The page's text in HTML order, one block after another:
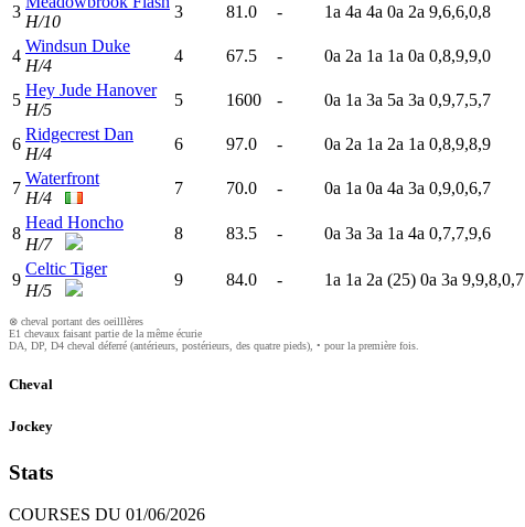
3
H/10
3 81.0 - 1a 4a 4a 0a 2a 9,6,6,0,8
4
Windsun Duke
H/4
4 67.5 - 0a 2a 1a 1a 0a 0,8,9,9,0
5
Hey Jude Hanover
H/5
5 1600 - 0a 1a 3a 5a 3a 0,9,7,5,7
6
Ridgecrest Dan
H/4
6 97.0 - 0a 2a 1a 2a 1a 0,8,9,8,9
7
Waterfront
H/4
7 70.0 - 0a 1a 0a 4a 3a 0,9,0,6,7
8
Head Honcho
H/7
8 83.5 - 0a 3a 3a 1a 4a 0,7,7,9,6
9
Celtic Tiger
H/5
9 84.0 - 1a 1a 2a (25) 0a 3a 9,9,8,0,7
⊗ cheval portant des oeilllères
E1 chevaux faisant partie de la même écurie
DA, DP, D4 cheval déferré (antérieurs, postérieurs, des quatre pieds), • pour la première fois.
Cheval
Jockey
Stats
COURSES DU 01/06/2026